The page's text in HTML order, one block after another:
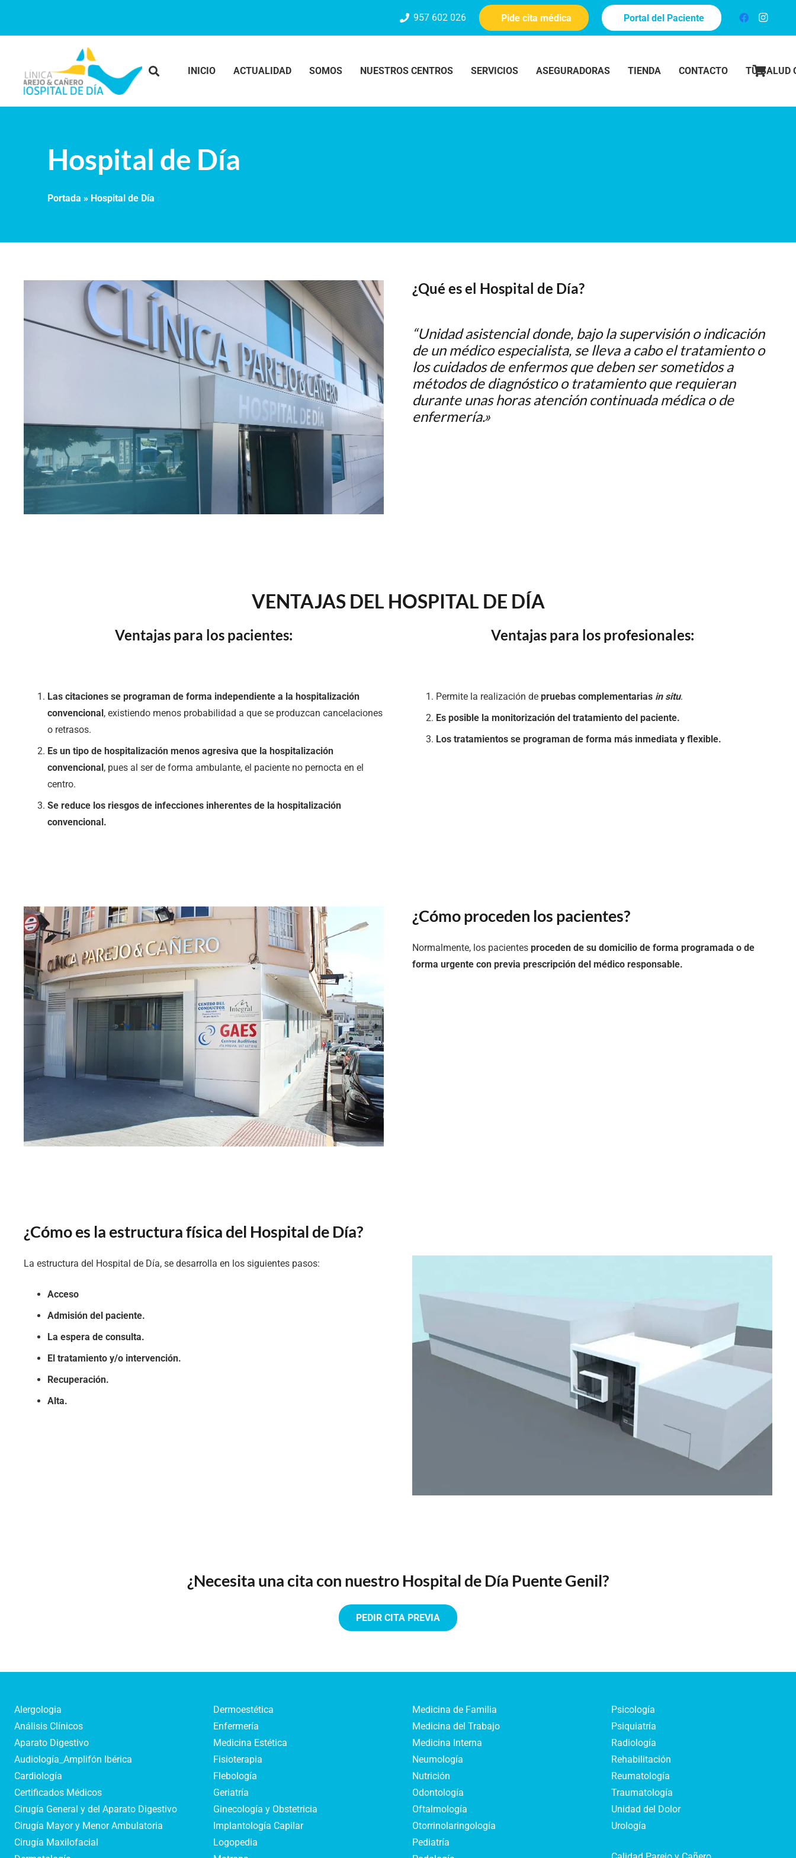
957 602 026 Pide cita médica Portal del Paciente
INICIO ACTUALIDAD SOMOS NUESTROS CENTROS SERVICIOS ASEGURADORAS TIENDA CONTACTO TU SALUD
Hospital de Día
Portada » Hospital de Día
¿Qué es el Hospital de Día?
“Unidad asistencial donde, bajo la supervisión o indicación
de un médico especialista, se lleva a cabo el tratamiento o
los cuidados de enfermos que deben ser sometidos a
métodos de diagnóstico o tratamiento que requieran
durante unas horas atención continuada médica o de
enfermería.»
VENTAJAS DEL HOSPITAL DE DÍA
Ventajas para los pacientes:
Las citaciones se programan de forma independiente a la hospitalización
convencional, existiendo menos probabilidad a que se produzcan cancelaciones
o retrasos.
Es un tipo de hospitalización menos agresiva que la hospitalización
convencional, pues al ser de forma ambulante, el paciente no pernocta en el
centro.
Se reduce los riesgos de infecciones inherentes de la hospitalización
convencional.
Ventajas para los profesionales:
Permite la realización de pruebas complementarias in situ.
Es posible la monitorización del tratamiento del paciente.
Los tratamientos se programan de forma más inmediata y flexible.
¿Cómo proceden los pacientes?
Normalmente, los pacientes proceden de su domicilio de forma programada o de
forma urgente con previa prescripción del médico responsable.
¿Cómo es la estructura física del Hospital de Día?
La estructura del Hospital de Día, se desarrolla en los siguientes pasos:
Acceso
Admisión del paciente.
La espera de consulta.
El tratamiento y/o intervención.
Recuperación.
Alta.
¿Necesita una cita con nuestro Hospital de Día Puente Genil?
PEDIR CITA PREVIA
Alergologia
Análisis Clínicos
Aparato Digestivo
Audiología_Amplifón Ibérica
Cardiología
Certificados Médicos
Cirugía General y del Aparato Digestivo
Cirugía Mayor y Menor Ambulatoria
Cirugía Maxilofacial
Dermoestética
Enfermería
Medicina Estética
Fisioterapia
Flebología
Geriatría
Ginecología y Obstetricia
Implantología Capilar
Logopedia
Medicina de Familia
Medicina del Trabajo
Medicina Interna
Neumología
Nutrición
Odontología
Oftalmología
Otorrinolaringología
Pediatría
Psicología
Psiquiatría
Radiología
Rehabilitación
Reumatología
Traumatología
Unidad del Dolor
Urología